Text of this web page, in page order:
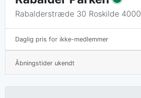
Rabalderstræde 30 Roskilde 4000
Daglig pris for ikke-medlemmer
Åbningstider ukendt